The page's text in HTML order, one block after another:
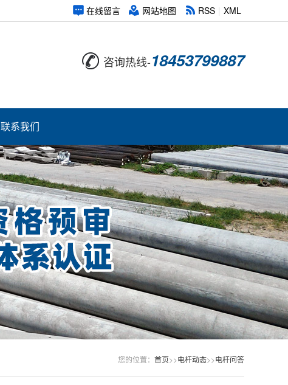
在线留言 网站地图 RSS XML
咨询热线-18453799887
联系我们
您的位置： 首页>>电杆动态>>电杆问答